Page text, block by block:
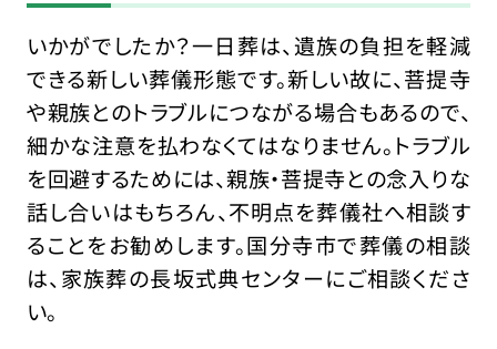
いかがでしたか？一日葬は、遺族の負担を軽減
できる新しい葬儀形態です。新しい故に、菩提寺
や親族とのトラブルにつながる場合もあるので、
細かな注意を払わなくてはなりません。トラブル
を回避するためには、親族・菩提寺との念入りな
話し合いはもちろん、不明点を葬儀社へ相談す
ることをお勧めします。国分寺市で葬儀の相談
は、家族葬の長坂式典センターにご相談くださ
い。